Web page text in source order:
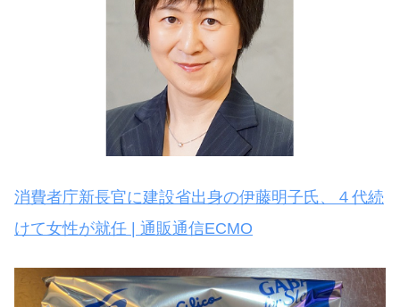
消費者庁新長官に建設省出身の伊藤明子氏、４代続
けて女性が就任 | 通販通信ECMO